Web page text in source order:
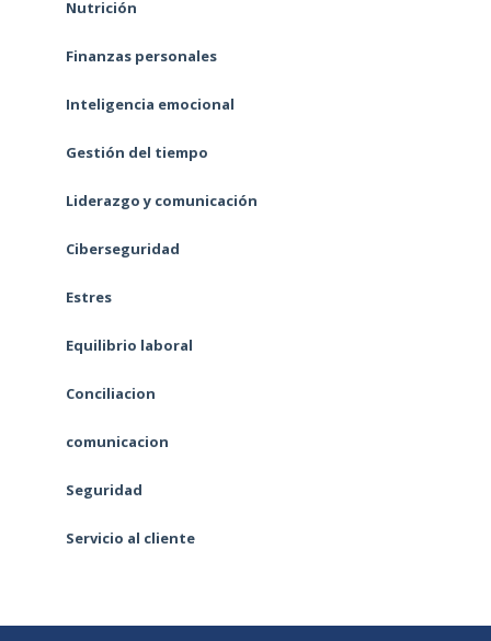
Nutrición
Finanzas personales
Inteligencia emocional
Gestión del tiempo
Liderazgo y comunicación
Ciberseguridad
Estres
Equilibrio laboral
Conciliacion
comunicacion
Seguridad
Servicio al cliente